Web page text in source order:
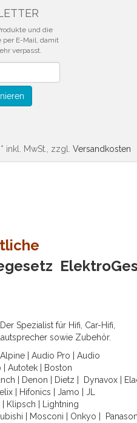
und die
per E-Mail, damit
verpasst.
* inkl. MwSt., zzgl. Versandkosten
Spezialist für Hifi, Car-Hifi,
sowie Zubehör.
Alpine| Audio Pro
Audio
Autotek
Boston
Denon Dietz Dynavox
Hifonics Jamo
JL
| Klipsch
Lightning
Mosconi Onkyo